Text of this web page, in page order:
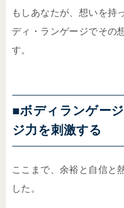
もしあなたが、想いを持
ディ・ランゲージでその
す。
■ボディランゲー
ジ力を刺激する
ここまで、余裕と自信と
した。